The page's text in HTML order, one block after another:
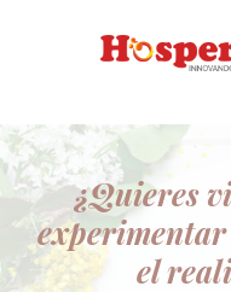
¿Quieres
el